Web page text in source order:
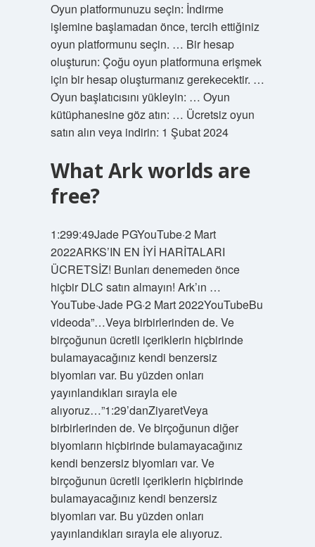
Oyun platformunuzu seçin: İndirme
işlemine başlamadan önce, tercih ettiğiniz
oyun platformunu seçin. … Bir hesap
oluşturun: Çoğu oyun platformuna erişmek
için bir hesap oluşturmanız gerekecektir. …
Oyun başlatıcısını yükleyin: … Oyun
kütüphanesine göz atın: … Ücretsiz oyun
satın alın veya indirin: 1 Şubat 2024
What Ark worlds are
free?
1:299:49Jade PGYouTube·2 Mart
2022ARKS’IN EN İYİ HARİTALARI
ÜCRETSİZ! Bunları denemeden önce
hiçbir DLC satın almayın! Ark’ın …
YouTube·Jade PG·2 Mart 2022YouTubeBu
videoda”…Veya birbirlerinden de. Ve
birçoğunun ücretli içeriklerin hiçbirinde
bulamayacağınız kendi benzersiz
biyomları var. Bu yüzden onları
yayınlandıkları sırayla ele
alıyoruz…”1:29’danZiyaretVeya
birbirlerinden de. Ve birçoğunun diğer
biyomların hiçbirinde bulamayacağınız
kendi benzersiz biyomları var. Ve
birçoğunun ücretli içeriklerin hiçbirinde
bulamayacağınız kendi benzersiz
biyomları var. Bu yüzden onları
yayınlandıkları sırayla ele alıyoruz.